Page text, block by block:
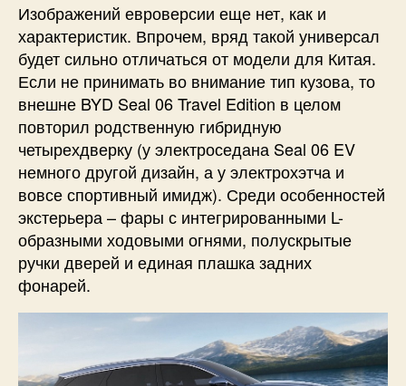
Изображений евроверсии еще нет, как и
характеристик. Впрочем, вряд такой универсал
будет сильно отличаться от модели для Китая.
Если не принимать во внимание тип кузова, то
внешне BYD Seal 06 Travel Edition в целом
повторил родственную гибридную
четырехдверку (у электроседана Seal 06 EV
немного другой дизайн, а у электрохэтча и
вовсе спортивный имидж). Среди особенностей
экстерьера – фары с интегрированными L-
образными ходовыми огнями, полускрытые
ручки дверей и единая плашка задних
фонарей.